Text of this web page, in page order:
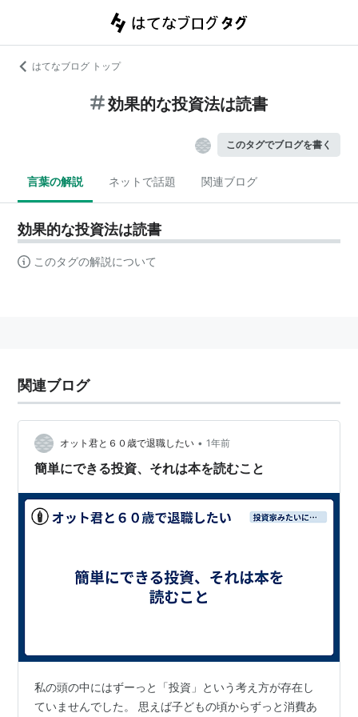
はてなブログ トップ
効果的な投資法は読書
このタグでブログを書く
言葉の解説 ネットで話題 関連ブログ
効果的な投資法は読書
このタグの解説について
関連ブログ
オット君と６０歳で退職したい • 1年前
簡単にできる投資、それは本を読むこと
私の頭の中にはずーっと「投資」という考え方が存在し
ていませんでした。 思えば子どもの頃からずっと消費あ